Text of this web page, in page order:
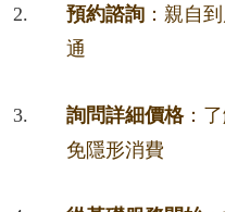
預約諮詢 ：親自
通
詢問詳細價格：
免隱形消費